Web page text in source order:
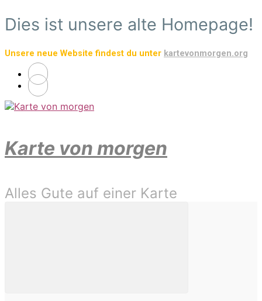
Zum
Hauptinhalt
Dies ist unsere alte Homepage!
Unsere neue Website findest du unter kartevonmorgen.org
Karte von morgen
Alles Gute auf einer Karte